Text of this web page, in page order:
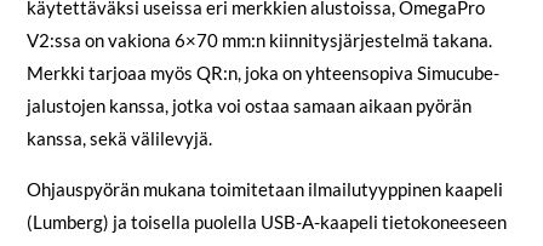
käytettäväksi useissa eri merkkien alustoissa, OmegaPro
V2:ssa on vakiona 6×70 mm:n kiinnitysjärjestelmä takana.
Merkki tarjoaa myös QR:n, joka on yhteensopiva Simucube-
jalustojen kanssa, jotka voi ostaa samaan aikaan pyörän
kanssa, sekä välilevyjä.
Ohjauspyörän mukana toimitetaan ilmailutyyppinen kaapeli
(Lumberg) ja toisella puolella USB-A-kaapeli tietokoneeseen